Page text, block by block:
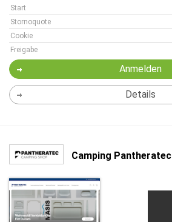
Start
Stornoquote
Cookie
Freigabe
Anmelden
Details
Camping Pantheratec